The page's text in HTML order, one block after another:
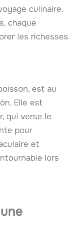
culinaire.
chaque
les richesses
est au
Elle est
qui verse le
pour
et
lors